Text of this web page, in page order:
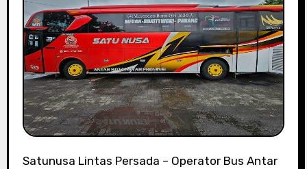
Satunusa Lintas Persada – Operator Bus Antar